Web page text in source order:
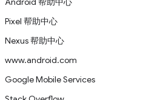
Pixel 帮助中心
Nexus 帮助中心
www.android.com
Google Mobile Services